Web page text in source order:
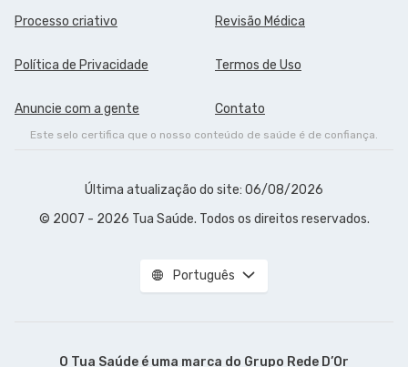
Processo criativo Revisão Médica
Política de Privacidade Termos de Uso
Anuncie com a gente Contato
Este selo certifica que o nosso conteúdo de saúde é de confiança.
Última atualização do site: 06/08/2026
© 2007 - 2026 Tua Saúde. Todos os direitos reservados.
Português
O Tua Saúde é uma marca do Grupo Rede D’Or